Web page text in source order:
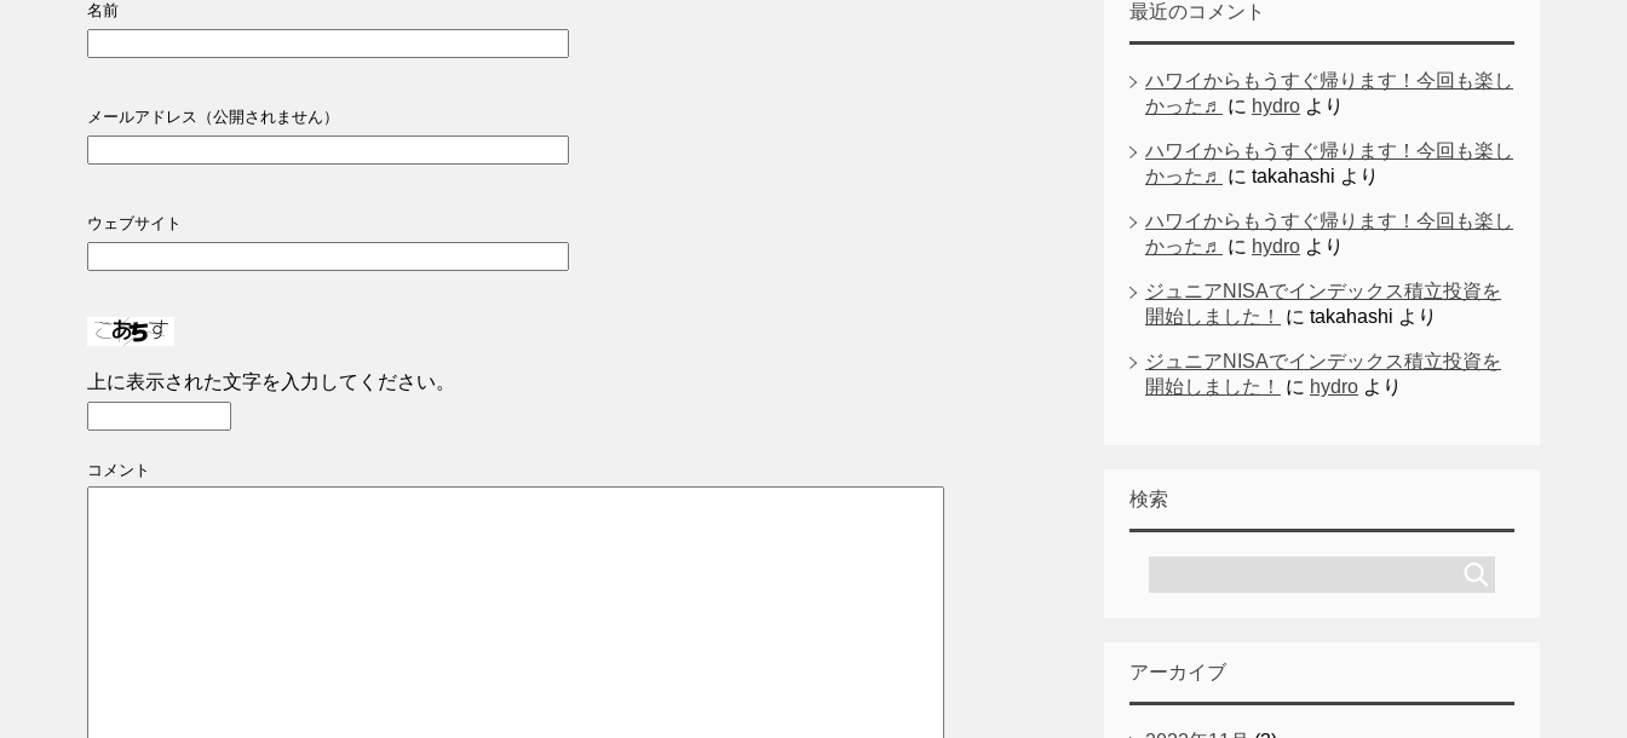
名前
メールアドレス（公開されません）
ウェブサイト
上に表示された文字を入力してください。
コメント
最近のコメント
ハワイからもうすぐ帰ります！今回も楽し
かった♬
に hydro より
ハワイからもうすぐ帰ります！今回も楽し
かった♬
に takahashi より
ハワイからもうすぐ帰ります！今回も楽し
かった♬
に hydro より
ジュニアNISAでインデックス積立投資を
開始しました！
に takahashi より
ジュニアNISAでインデックス積立投資を
開始しました！
に hydro より
検索
アーカイブ